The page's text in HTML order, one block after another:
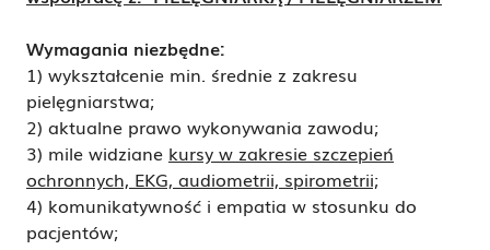
Wymagania niezbędne:
1) wykształcenie min. średnie z zakresu
pielęgniarstwa;
2) aktualne prawo wykonywania zawodu;
3) mile widziane kursy w zakresie szczepień
ochronnych, EKG, audiometrii, spirometrii;
4) komunikatywność i empatia w stosunku do
pacjentów;